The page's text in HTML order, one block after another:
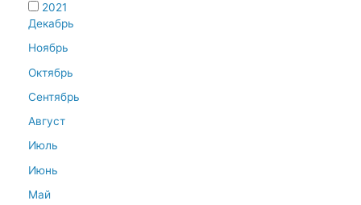
2021
Декабрь
Ноябрь
Октябрь
Сентябрь
Август
Июль
Июнь
Май